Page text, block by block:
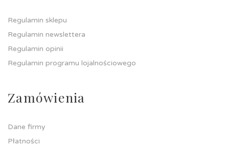
Regulamin sklepu
Regulamin newslettera
Regulamin opinii
Regulamin programu lojalnościowego
Zamówienia
Dane firmy
Płatności